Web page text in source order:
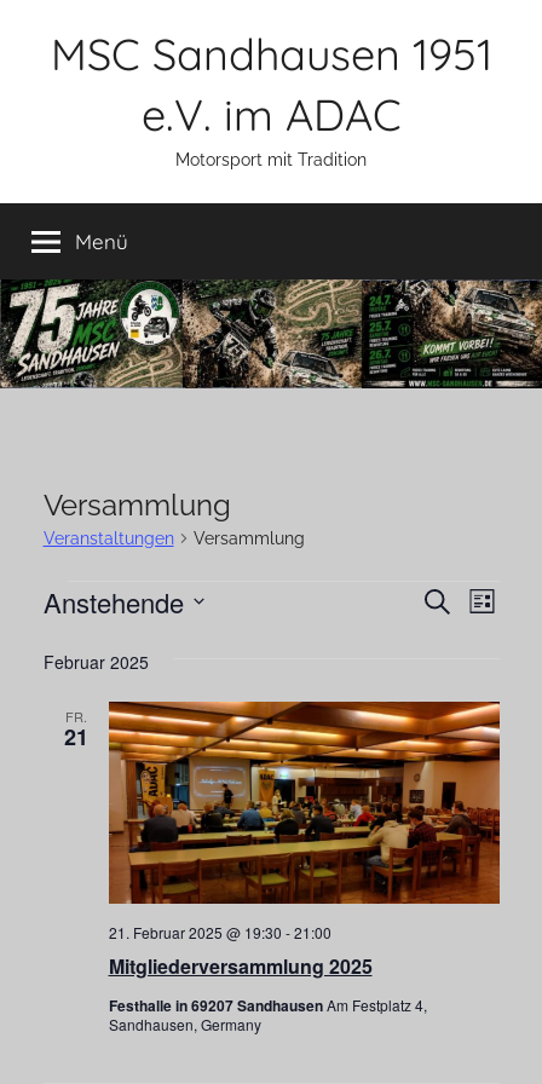
MSC Sandhausen 1951
e.V. im ADAC
Motorsport mit Tradition
Menü
Versammlung
Veranstaltungen Versammlung
Veranstaltungen Suche
Liste
Anstehende
wählen.
Februar 2025
FR.
21
Mitgliederversammlung 2025
21. Februar 2025 @ 19:30 -21:00
Festhalle in 69207 SandhausenAm Festplatz 4,
Sandhausen, Germany